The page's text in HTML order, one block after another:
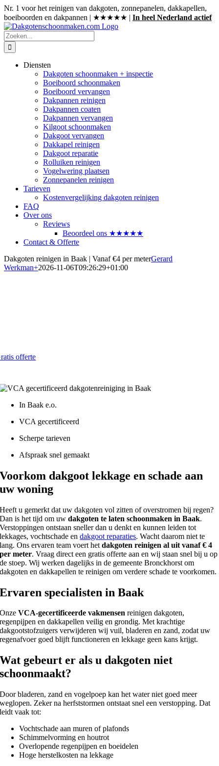
Ga
naar
inhoud
Nr. 1 voor het reinigen van dakgoten, zonnepanelen, dakkapellen,
boeiboorden en dakpannen | ★★★★★ | In heel Nederland actief
Zoeken
naar:
Diensten
Dakgoten schoonmaken + inspectie
Boeiboord schoonmaken
Boeiboord vervangen
Dakpannen reinigen
Dakpannen coaten
Dakpannen vervangen
Kilgoot schoonmaken
Dakgoot vervangen
Dakkapel reinigen
Dakgoot reparatie
Rolluiken reinigen
Vogelwering plaatsen
Zonnepanelen reinigen
Tarieven
Kostenvergelijking dakgoten reinigen
FAQ
Over ons
Reviews
Beoordeel ons ★★★★★
Contact & Offerte
Dakgoten reinigen in Baak | Vanaf €4 per meterGerard
Werkman+2026-11-06T09:26:29+01:00
offerte
In Baak e.o.
VCA gecertificeerd
Scherpe tarieven
Afspraak snel gemaakt
Voorkom dakgoot lekkage en schade aan
uw woning
Heeft u gemerkt dat uw dakgoten vol zitten of overstromen bij regen?
Dan is het tijd om uwdakgoten te laten schoonmaken in Baak.
Verstoppingen ontstaan sneller dan u denkt en kunnen leiden tot
lekkages, vochtschade endakgoot reparaties. Wacht daarom niet te
lang. Ons ervaren team voert hetdakgoten reinigen al uit vanaf € 4
per meter. Vraag direct een gratis offerte aan en wij staan snel bij u op
de stoep. Wij werken dagelijks in de gemeente Bronckhorst om
dakgoten en dakkapellen te reinigen om verdere schade te voorkomen.
Ervaren specialisten in Baak
OnzeVCA-gecertificeerde vakmensen reinigen dakgoten,
regenpijpen en dakkapellen veilig en grondig. Met krachtige
dakgootstofzuigers verwijderen wij vuil, bladeren en zand, zodat uw
regenafvoer goed blijft functioneren en lekkage geen kans krijgt.
Wat gebeurt er als u dakgoten niet
schoonmaakt?
Door bladeren, zand en vogelpoep kan het water niet goed meer
weglopen. Zeker na herfststormen ontstaat snel een verstopping. Dat
leidt vaak tot:
Vochtschade aan muren of plafonds
Schimmelvorming en houtrot
Overlopende regenpijpen en boeidelen
Hoge herstelkosten na lekkage